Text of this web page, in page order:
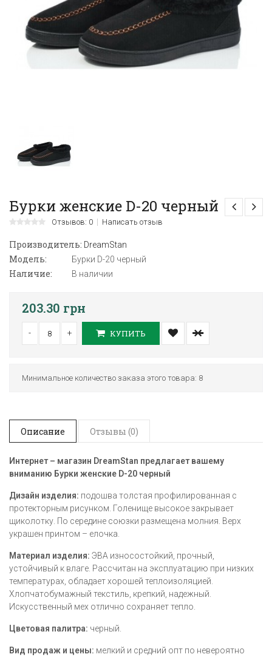
Бурки женские D-20 черный
Отзывов: 0 Написать отзыв
Производитель: DreamStan
Модель: Бурки D-20 черный
Наличие: В наличии
203.30 грн
- + КУПИТЬ
Минимальное количество заказа этого товара: 8
Описание Отзывы (0)
Интернет – магазин DreamStan предлагает вашему
вниманию Бурки женские D-20 черный​
Дизайн изделия: подошва толстая профилированная с
протекторным рисунком. Голенище высокое закрывает
щиколотку. По середине союзки размещена молния. Верх
украшен принтом – елочка.
Материал изделия: ЭВА износостойкий, прочный,
устойчивый к влаге. Рассчитан на эксплуатацию при низких
температурах, обладает хорошей теплоизоляцией.
Хлопчатобумажный текстиль, крепкий, надежный.
Искусственный мех отлично сохраняет тепло.
Цветовая палитра: черный.
Вид продаж и цены: мелкий и средний опт по невероятно